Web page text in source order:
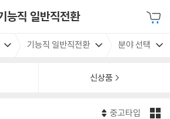
능직 일반직전환
기능직 일반직전환 분야 선택
신상품
중고타입